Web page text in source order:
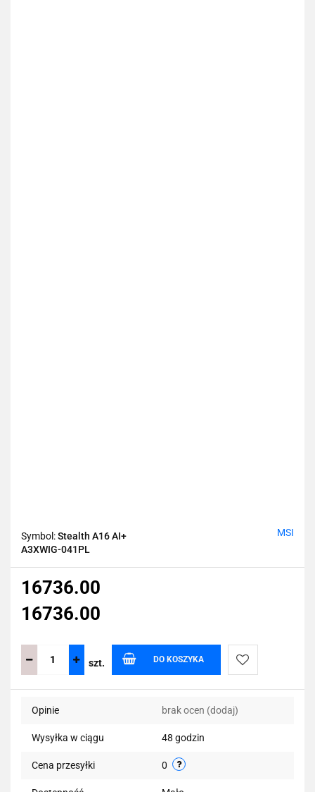
Symbol:Stealth A16 AI+
A3XWIG-041PL
MSI
16736.00
16736.00
szt. DO KOSZYKA
Do
Opinie brak ocen (dodaj)
Wysyłka w ciągu 48 godzin
Cena przesyłki 0